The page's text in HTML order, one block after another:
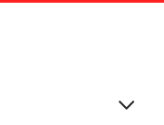
EcoTank L555 Muadil